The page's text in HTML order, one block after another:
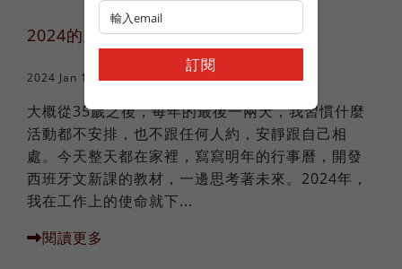
2024的三個聚焦
2024 Jan 17 自我成長
大概從35歲之後，每年的最後一兩天，我習慣什麼
活動都不安排，也不跟任何人約，安靜跟自己相
處。今天整天都在家裡，寫寫明年的行事曆，開發
西班牙文新課的教材，一邊思考著未來。2024年，
我在工作上的使命就下...
閱讀更多
訂閱